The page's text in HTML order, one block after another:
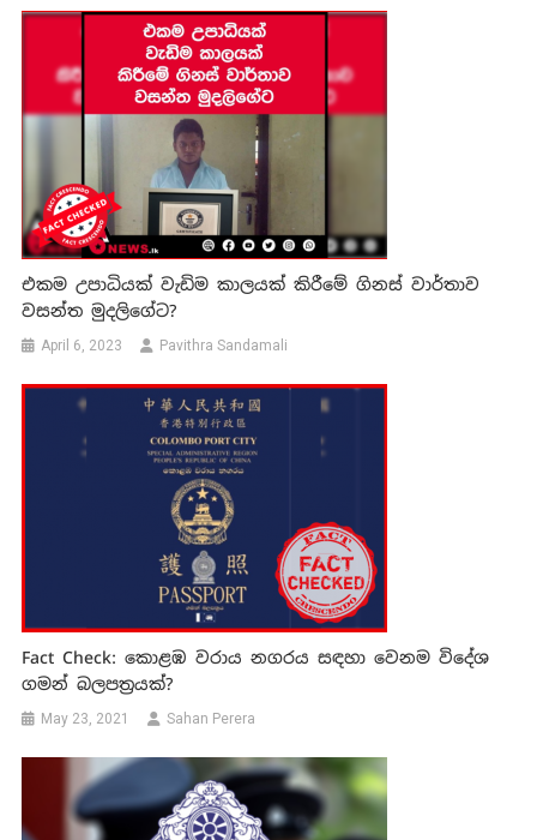
එකම උපාධියක් වැඩිම කාලයක් කිරීමේ ගිනස් වාර්තාව
වසන්ත මුදලිගේට?
April 6, 2023 Pavithra Sandamali
Fact Check: කොළඹ වරාය නගරය සඳහා වෙනම විදේශ
ගමන් බලපත්‍රයක්?
May 23, 2021 Sahan Perera